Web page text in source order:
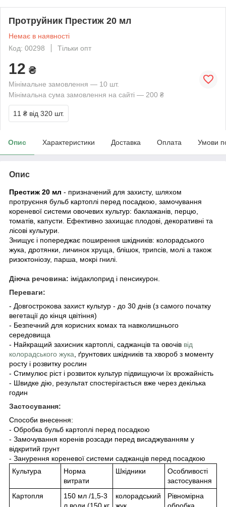
Протруйник Престиж 20 мл
Немає в наявності
Код: 00298
Тільки опт
12 ₴
Мінімальне замовлення — 10 шт.
Мінімальна сума замовлення на сайті — 200 ₴
11 ₴ від 320 шт.
Опис Характеристики Доставка Оплата Умови
Опис
Престиж 20 мл - призначений для захисту, шляхом
протруєння бульб картоплі перед посадкою, замочування
кореневої системи овочевих культур: баклажанів, перцю,
томатів, капусти. Ефективно захищає плодові, декоративні та
лісові культури.
Знищує і попереджає поширення шкідників: колорадського
жука, дротянки, личинок хруща, блішок, трипсів, молі а також
ризоктоніозу, парша, мокрі гнилі.
Діюча речовина: імідаклоприд і пенсикурон.
Переваги:
- Довгострокова захист культур - до 30 днів (з самого початку
вегетації до кінця цвітіння)
- Безпечний для корисних комах та навколишнього
середовища
- Найкращий захисник картоплі, саджанців та овочів від
колорадського жука , ґрунтових шкідників та хвороб з моменту
росту і розвитку рослин
- Стимулює ріст і розвиток культур підвищуючи їх врожайність
- Швидке дію, результат спостерігається вже через декілька
годин
Застосування:
Способи внесення:
- Обробка бульб картоплі перед посадкою
- Замочування коренів розсади перед висаджуванням у
відкритий грунт
- Занурення кореневої системи саджанців перед посадкою
Культура
Норма
витрати
Шкідники
Особливості
застосування
Картопля
150 мл /1,5-3
л води (150 кг
колорадський
жук,
Рівномірна
обробка